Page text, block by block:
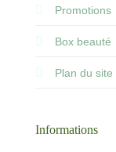
Promotions
Box beauté
Plan du site
Informations